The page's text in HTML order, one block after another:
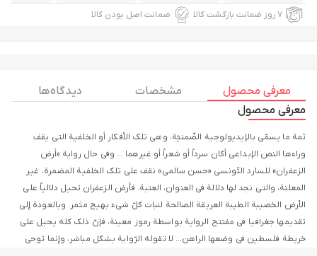
۷ روز ضمانت بازگشت کالا ضمانت اصل بودن کالا
معرفی محصول مشخصات
دیدگاه ها
معرفی محصول
ثمة ما یسمّی بالإیدیولوجیة الضّمنیّة، وهی تلک الأفکار أو الخلفیة التی یقف
وراءها النص الإبداعی أکان سرداً أو شعراً أو غیرهما ... وفی حال روایة «أرض
الزعفران» للسارد التّونسی «حسن سالمی» نقف علی تلک الخلفیة المضمرة، غیر
المعلنة، والتی نجد لها دلالة فی العنوان، العتبة. فأرض الزعفران تحیل دلالیاً علی
الأرض الخصیبة الطیبة العریقة الصالحة لنبات کلّ شیء بهیج مثمر. وبالعودة إلی
تقدیمها جغرافیا فی مفتتح الروایة بواسطة رموز معینة، فإنّ ذلک کله یحیل علی
خریطة فلسطین فی وضعها الراهن... لا تقوله الرّوایة بشکل مباشر، وإنما توحی